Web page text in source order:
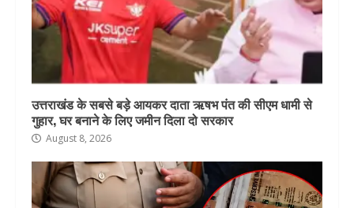
उत्तराखंड के सबसे बड़े आयकर दाता ऋषभ पंत की सीएम धामी से
गुहार, घर बनाने के लिए जमीन दिला दो सरकार
August 8, 2026